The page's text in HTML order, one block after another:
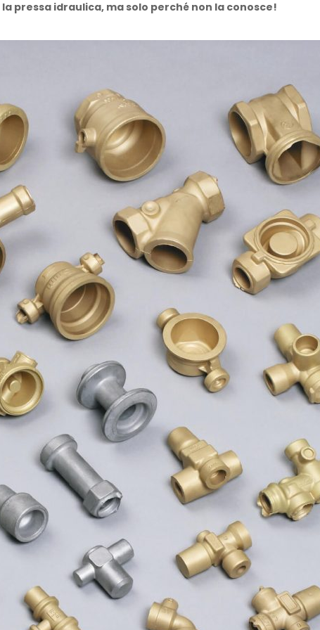
pressa idraulica, ma solo perché non la conosce!